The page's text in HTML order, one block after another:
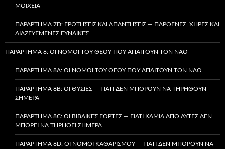
ΜΟΙΧΕΊΑ
ΠΑΡΆΡΤΗΜΑ 7D: ΕΡΩΤΉΣΕΙΣ ΚΑΙ ΑΠΑΝΤΉΣΕΙΣ — ΠΑΡΘΈΝΕΣ, ΧΉΡΕΣ ΚΑΙ
ΔΙΑΖΕΥΓΜΈΝΕΣ ΓΥΝΑΊΚΕΣ
ΠΑΡΆΡΤΗΜΑ 8: ΟΙ ΝΌΜΟΙ ΤΟΥ ΘΕΟΎ ΠΟΥ ΑΠΑΙΤΟΎΝ ΤΟΝ ΝΑΌ
ΠΑΡΆΡΤΗΜΑ 8A: ΟΙ ΝΌΜΟΙ ΤΟΥ ΘΕΟΎ ΠΟΥ ΑΠΑΙΤΟΎΝ ΤΟΝ ΝΑΌ
ΠΑΡΆΡΤΗΜΑ 8B: ΟΙ ΘΥΣΊΕΣ — ΓΙΑΤΊ ΔΕΝ ΜΠΟΡΟΎΝ ΝΑ ΤΗΡΗΘΟΎΝ
ΣΉΜΕΡΑ
ΠΑΡΆΡΤΗΜΑ 8C: ΟΙ ΒΙΒΛΙΚΈΣ ΕΟΡΤΈΣ — ΓΙΑΤΊ ΚΑΜΊΑ ΑΠΌ ΑΥΤΈΣ ΔΕΝ
ΜΠΟΡΕΊ ΝΑ ΤΗΡΗΘΕΊ ΣΉΜΕΡΑ
ΠΑΡΆΡΤΗΜΑ 8D: ΟΙ ΝΌΜΟΙ ΚΑΘΑΡΙΣΜΟΎ — ΓΙΑΤΊ ΔΕΝ ΜΠΟΡΟΎΝ ΝΑ